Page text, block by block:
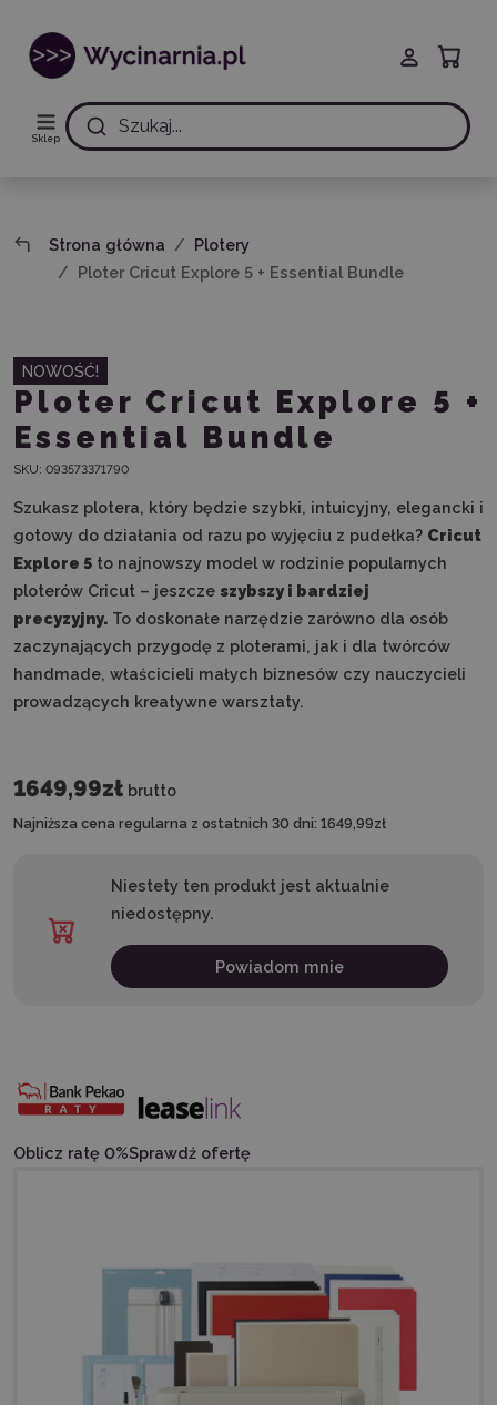
Sklep
Szukaj...
Strona główna
Plotery
Ploter Cricut Explore 5 + Essential Bundle
NOWOŚĆ!
Ploter Cricut Explore 5 +
Essential Bundle
SKU: 093573371790
Szukasz plotera, który będzie szybki, intuicyjny, elegancki i
gotowy do działania od razu po wyjęciu z pudełka? Cricut
Explore 5 to najnowszy model w rodzinie popularnych
ploterów Cricut – jeszcze szybszy i bardziej
precyzyjny. To doskonałe narzędzie zarówno dla osób
zaczynających przygodę z ploterami, jak i dla twórców
handmade, właścicieli małych biznesów czy nauczycieli
prowadzących kreatywne warsztaty.
1649,99zł brutto
Najniższa cena regularna z ostatnich 30 dni: 1649,99zł
Niestety ten produkt jest aktualnie
niedostępny.
Powiadom mnie
Oblicz ratę 0%Sprawdź ofertę